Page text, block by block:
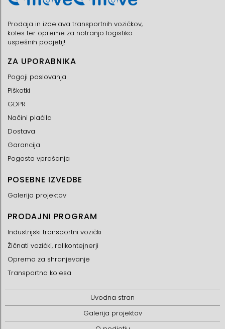
Prodaja in izdelava transportnih vozičkov,
koles ter opreme za notranjo logistiko
uspešnih podjetij!
ZA UPORABNIKA
Pogoji poslovanja
Piškotki
GDPR
Načini plačila
Dostava
Garancija
Pogosta vprašanja
POSEBNE IZVEDBE
Galerija projektov
PRODAJNI PROGRAM
Industrijski transportni vozički
Žičnati vozički, rollkontejnerji
Oprema za shranjevanje
Transportna kolesa
Uvodna stran
Galerija projektov